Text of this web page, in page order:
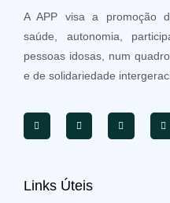
A APP visa a promoção
saúde, autonomia,
pessoas idosas, num
e de solidariedade
Links Úteis